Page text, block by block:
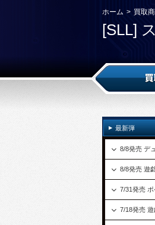
ホーム > 買取
[SLL]
最新弾
8/8発売 デ
8/8発売 遊
7/31発売
7/18発売 遊